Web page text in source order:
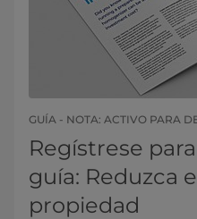
GUÍA - NOTA: ACTIVO PARA
Regístrese
guía: Reduzca
propiedad